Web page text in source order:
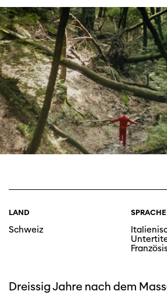
LAND
Schweiz
SPRACHE
Dreissig Jahre nach dem